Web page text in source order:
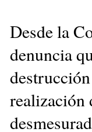
Desde la
denuncia
realización